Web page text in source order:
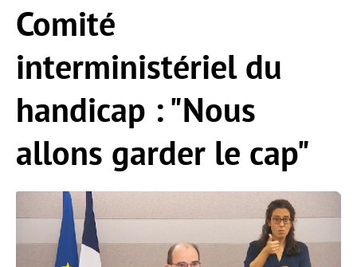
Comité
interministériel du
handicap : "Nous
allons garder le cap"